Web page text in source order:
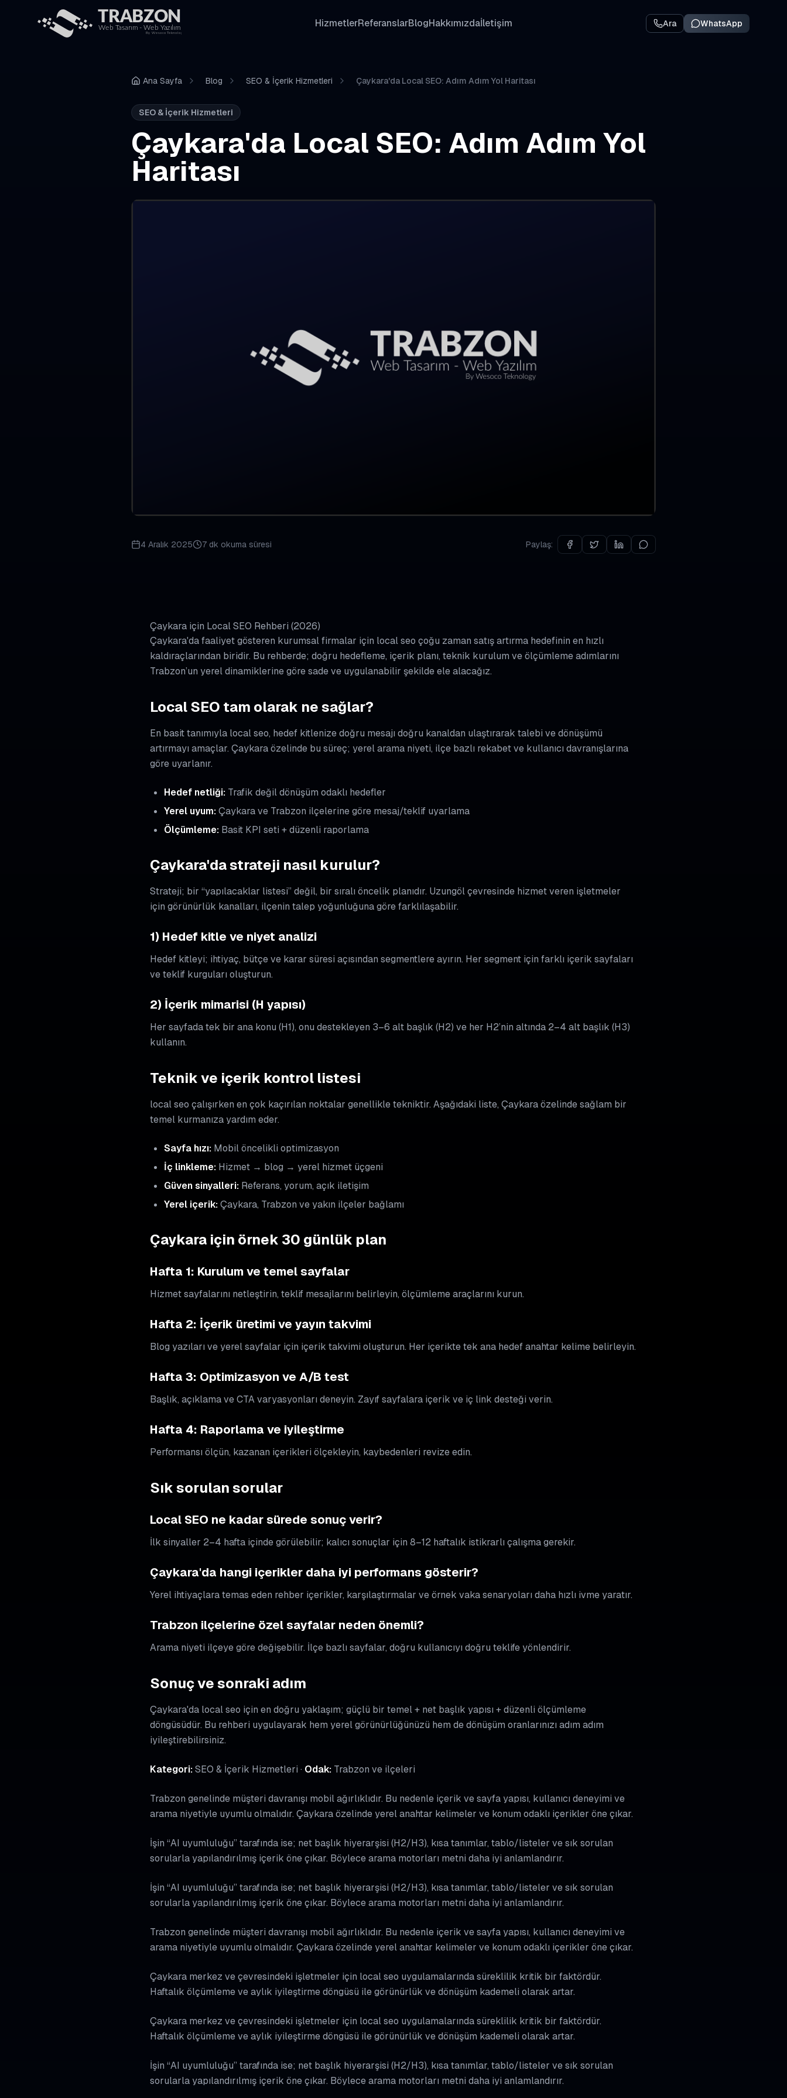
HizmetlerReferanslarBlogHakkımızdaİletişim Ara WhatsApp
Ana Sayfa Blog SEO & İçerik Hizmetleri Çaykara'da Local SEO: Adım Adım Yol Haritası
SEO & İçerik Hizmetleri
Çaykara'da Local SEO: Adım Adım Yol
Haritası
4 Aralık 2025 7 dk okuma süresi Paylaş:
Çaykara için Local SEO Rehberi (2026)
Çaykara'da faaliyet gösteren kurumsal firmalar için local seo çoğu zaman satış artırma hedefinin en hızlı
kaldıraçlarından biridir. Bu rehberde; doğru hedefleme, içerik planı, teknik kurulum ve ölçümleme adımlarını
Trabzon’un yerel dinamiklerine göre sade ve uygulanabilir şekilde ele alacağız.
Local SEO tam olarak ne sağlar?
En basit tanımıyla local seo, hedef kitlenize doğru mesajı doğru kanaldan ulaştırarak talebi ve dönüşümü
artırmayı amaçlar. Çaykara özelinde bu süreç; yerel arama niyeti, ilçe bazlı rekabet ve kullanıcı davranışlarına
göre uyarlanır.
Hedef netliği: Trafik değil dönüşüm odaklı hedefler
Yerel uyum:Çaykara ve Trabzon ilçelerine göre mesaj/teklif uyarlama
Ölçümleme: Basit KPI seti + düzenli raporlama
Çaykara'da strateji nasıl kurulur?
Strateji; bir “yapılacaklar listesi” değil, bir sıralı öncelik planıdır. Uzungöl çevresinde hizmet veren işletmeler
için görünürlük kanalları, ilçenin talep yoğunluğuna göre farklılaşabilir.
1) Hedef kitle ve niyet analizi
Hedef kitleyi; ihtiyaç, bütçe ve karar süresi açısından segmentlere ayırın. Her segment için farklı içerik sayfaları
ve teklif kurguları oluşturun.
2) İçerik mimarisi (H yapısı)
Her sayfada tek bir ana konu (H1), onu destekleyen 3–6 alt başlık (H2) ve her H2’nin altında 2–4 alt başlık (H3)
kullanın.
Teknik ve içerik kontrol listesi
local seo çalışırken en çok kaçırılan noktalar genellikle tekniktir. Aşağıdaki liste, Çaykara özelinde sağlam bir
temel kurmanıza yardım eder.
Sayfa hızı: Mobil öncelikli optimizasyon
İç linkleme: Hizmet → blog → yerel hizmet üçgeni
Güven sinyalleri: Referans, yorum, açık iletişim
Yerel içerik:Çaykara, Trabzon ve yakın ilçeler bağlamı
Çaykara için örnek 30 günlük plan
Hafta 1: Kurulum ve temel sayfalar
Hizmet sayfalarını netleştirin, teklif mesajlarını belirleyin, ölçümleme araçlarını kurun.
Hafta 2: İçerik üretimi ve yayın takvimi
Blog yazıları ve yerel sayfalar için içerik takvimi oluşturun. Her içerikte tek ana hedef anahtar kelime belirleyin.
Hafta 3: Optimizasyon ve A/B test
Başlık, açıklama ve CTA varyasyonları deneyin. Zayıf sayfalara içerik ve iç link desteği verin.
Hafta 4: Raporlama ve iyileştirme
Performansı ölçün, kazanan içerikleri ölçekleyin, kaybedenleri revize edin.
Sık sorulan sorular
Local SEO ne kadar sürede sonuç verir?
İlk sinyaller 2–4 hafta içinde görülebilir; kalıcı sonuçlar için 8–12 haftalık istikrarlı çalışma gerekir.
Çaykara'da hangi içerikler daha iyi performans gösterir?
Yerel ihtiyaçlara temas eden rehber içerikler, karşılaştırmalar ve örnek vaka senaryoları daha hızlı ivme yaratır.
Trabzon ilçelerine özel sayfalar neden önemli?
Arama niyeti ilçeye göre değişebilir. İlçe bazlı sayfalar, doğru kullanıcıyı doğru teklife yönlendirir.
Sonuç ve sonraki adım
Çaykara'da local seo için en doğru yaklaşım; güçlü bir temel + net başlık yapısı + düzenli ölçümleme
döngüsüdür. Bu rehberi uygulayarak hem yerel görünürlüğünüzü hem de dönüşüm oranlarınızı adım adım
iyileştirebilirsiniz.
Kategori:SEO & İçerik Hizmetleri · Odak: Trabzon ve ilçeleri
Trabzon genelinde müşteri davranışı mobil ağırlıklıdır. Bu nedenle içerik ve sayfa yapısı, kullanıcı deneyimi ve
arama niyetiyle uyumlu olmalıdır. Çaykara özelinde yerel anahtar kelimeler ve konum odaklı içerikler öne çıkar.
İşin “AI uyumluluğu” tarafında ise; net başlık hiyerarşisi (H2/H3), kısa tanımlar, tablo/listeler ve sık sorulan
sorularla yapılandırılmış içerik öne çıkar. Böylece arama motorları metni daha iyi anlamlandırır.
İşin “AI uyumluluğu” tarafında ise; net başlık hiyerarşisi (H2/H3), kısa tanımlar, tablo/listeler ve sık sorulan
sorularla yapılandırılmış içerik öne çıkar. Böylece arama motorları metni daha iyi anlamlandırır.
Trabzon genelinde müşteri davranışı mobil ağırlıklıdır. Bu nedenle içerik ve sayfa yapısı, kullanıcı deneyimi ve
arama niyetiyle uyumlu olmalıdır. Çaykara özelinde yerel anahtar kelimeler ve konum odaklı içerikler öne çıkar.
Çaykara merkez ve çevresindeki işletmeler için local seo uygulamalarında süreklilik kritik bir faktördür.
Haftalık ölçümleme ve aylık iyileştirme döngüsü ile görünürlük ve dönüşüm kademeli olarak artar.
Çaykara merkez ve çevresindeki işletmeler için local seo uygulamalarında süreklilik kritik bir faktördür.
Haftalık ölçümleme ve aylık iyileştirme döngüsü ile görünürlük ve dönüşüm kademeli olarak artar.
İşin “AI uyumluluğu” tarafında ise; net başlık hiyerarşisi (H2/H3), kısa tanımlar, tablo/listeler ve sık sorulan
sorularla yapılandırılmış içerik öne çıkar. Böylece arama motorları metni daha iyi anlamlandırır.